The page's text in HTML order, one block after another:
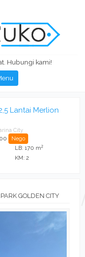
Hubungi kami!
Lantai Merlion
City
Nego
LB: 170 m2
KM: 2
GOLDEN CITY